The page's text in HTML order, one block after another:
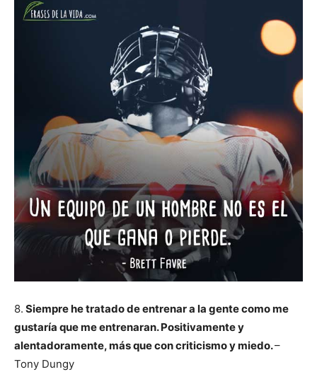
8. Siempre he tratado de entrenar a la gente como me
gustaría que me entrenaran. Positivamente y
alentadoramente, más que con criticismo y miedo.–
Tony Dungy